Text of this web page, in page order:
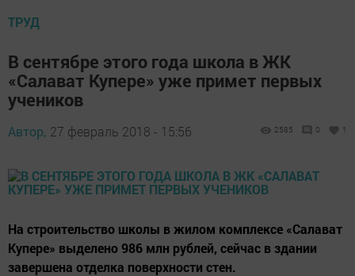
ТРУД
В сентябре этого года школа в ЖК
«Салават Купере» уже примет первых
учеников
Автор, 27 февраль 2018 - 15:56 2585 0 1
На строительство школы в жилом комплексе «Салават
Купере» выделено 986 млн рублей, сейчас в здании
завершена отделка поверхности стен.